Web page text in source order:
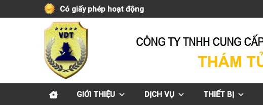
to
Có giấy phép hoạt động
GIỚI THIỆU DỊCH VỤ THIẾT BỊ